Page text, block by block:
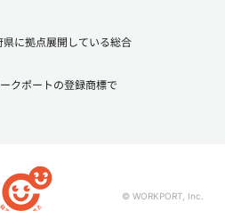
に拠点展開している総合
クポートの登録商標で
© WORKPORT, Inc.